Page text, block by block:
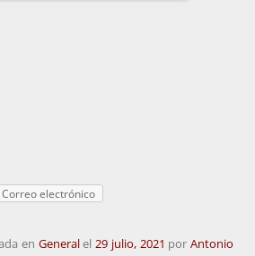
Correo electrónico
en Generalel29 julio, 2021 porAntonio